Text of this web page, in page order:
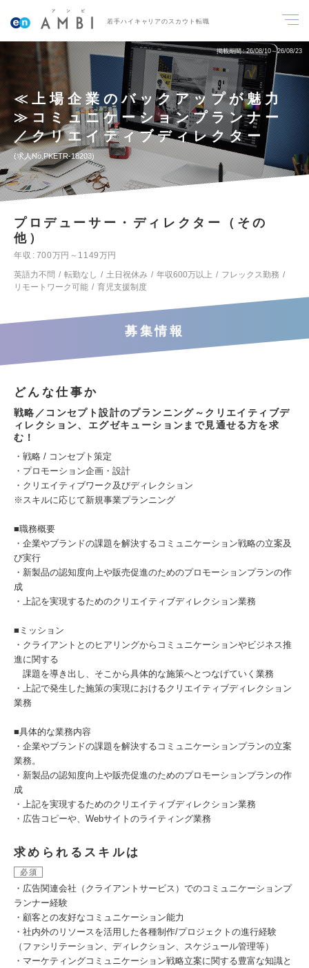
若手ハイキャリアのスカウト転職
掲載期間 26/08/10～26/08/23
≪上場企業のバックアップが魅力
≫コミュニケーションプランナー
／クリエイティブディレクター
求人No.PKETR-18203
プロデューサー・ディレクター（その
他）
年収
700万円～1149万円
英語力不問
転勤なし 土日祝休み 年収600万以上
フレックス勤務
リモートワーク可能
育児支援制度
募集情報
どんな仕事か
戦略／コンセプト設計のプランニング～クリエイティブデ
ィレクション、エグゼキューションまで見通せる方を求
む！
・戦略 / コンセプト策定
・プロモーション企画・設計
・クリエイティブワーク及びディレクション
※スキルに応じて新規事業プランニング
■職務概要
・企業やブランドの課題を解決するコミュニケーション戦略の立案及
び実行
・新製品の認知度向上や販売促進のためのプロモーションプランの作
成
・上記を実現するためのクリエイティブディレクション業務
■ミッション
・クライアントとのヒアリングからコミュニケーションやビジネス推
進に関する
課題を導き出し、そこから具体的な施策へとつなげていく業務
・上記で発生した施策の実現におけるクリエイティブディレクション
業務
■具体的な業務内容
・企業やブランドの課題を解決するコミュニケーションプランの立案
業務。
・新製品の認知度向上や販売促進のためのプロモーションプランの作
成
・上記を実現するためのクリエイティブディレクション業務
・広告コピーや、Webサイトのライティング業務
求められるスキルは
必須
・広告関連会社（クライアントサービス）でのコミュニケーションプ
ランナー経験
・顧客との友好なコミュニケーション能力
・社内外のリソースを活用した各種制作/プロジェクトの進行経験
（ファシリテーション、ディレクション、スケジュール管理等）
・マーケティングコミュニケーション戦略立案に関する豊富な知識と